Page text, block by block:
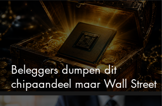
bizar veel winst
Beleggers dumpen dit
chipaandeel maar Wall Street
ziet een zeldzame koopkans